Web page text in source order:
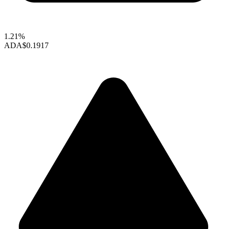
1.21%
ADA$0.1917